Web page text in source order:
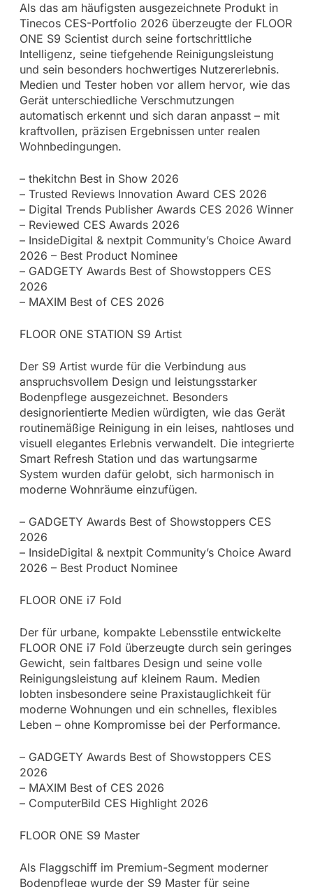
Als das am häufigsten ausgezeichnete Produkt in
Tinecos CES-Portfolio 2026 überzeugte der FLOOR
ONE S9 Scientist durch seine fortschrittliche
Intelligenz, seine tiefgehende Reinigungsleistung
und sein besonders hochwertiges Nutzererlebnis.
Medien und Tester hoben vor allem hervor, wie das
Gerät unterschiedliche Verschmutzungen
automatisch erkennt und sich daran anpasst – mit
kraftvollen, präzisen Ergebnissen unter realen
Wohnbedingungen.
– thekitchn Best in Show 2026
– Trusted Reviews Innovation Award CES 2026
– Digital Trends Publisher Awards CES 2026 Winner
– Reviewed CES Awards 2026
– InsideDigital & nextpit Community’s Choice Award
2026 – Best Product Nominee
– GADGETY Awards Best of Showstoppers CES
2026
– MAXIM Best of CES 2026
FLOOR ONE STATION S9 Artist
Der S9 Artist wurde für die Verbindung aus
anspruchsvollem Design und leistungsstarker
Bodenpflege ausgezeichnet. Besonders
designorientierte Medien würdigten, wie das Gerät
routinemäßige Reinigung in ein leises, nahtloses und
visuell elegantes Erlebnis verwandelt. Die integrierte
Smart Refresh Station und das wartungsarme
System wurden dafür gelobt, sich harmonisch in
moderne Wohnräume einzufügen.
– GADGETY Awards Best of Showstoppers CES
2026
– InsideDigital & nextpit Community’s Choice Award
2026 – Best Product Nominee
FLOOR ONE i7 Fold
Der für urbane, kompakte Lebensstile entwickelte
FLOOR ONE i7 Fold überzeugte durch sein geringes
Gewicht, sein faltbares Design und seine volle
Reinigungsleistung auf kleinem Raum. Medien
lobten insbesondere seine Praxistauglichkeit für
moderne Wohnungen und ein schnelles, flexibles
Leben – ohne Kompromisse bei der Performance.
– GADGETY Awards Best of Showstoppers CES
2026
– MAXIM Best of CES 2026
– ComputerBild CES Highlight 2026
FLOOR ONE S9 Master
Als Flaggschiff im Premium-Segment moderner
Bodenpflege wurde der S9 Master für seine